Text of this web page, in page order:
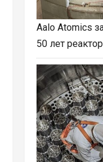
Aalo Atomics
50 лет